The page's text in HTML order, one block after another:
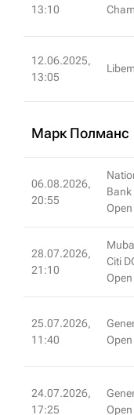
13:10
12.06.2025,
13:05
Марк Полманс
06.08.2026,
20:55
Bank
Open
28.07.2026,
21:10
Citi
Open
25.07.2026,
11:40
Open
24.07.2026,
17:25
Open